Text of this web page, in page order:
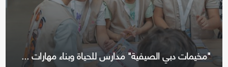
"مخيمات دبي الصيفية" مدارس للحياة وبناء مهارات ...